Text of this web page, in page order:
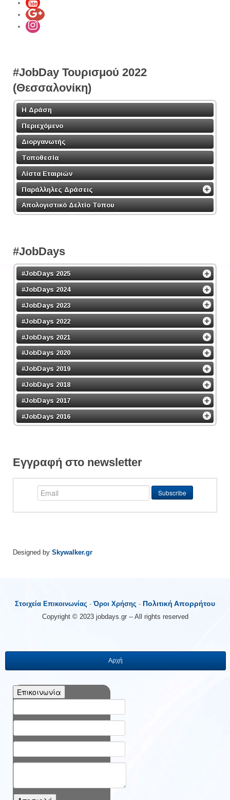
#JobDay Τουρισμού 2022
(Θεσσαλονίκη)
Η Δράση
Περιεχόμενο
Διοργανωτής
Τοποθεσία
Λίστα Εταιριών
Παράλληλες Δράσεις
Απολογιστικό Δελτίο Τύπου
#JobDays
#JobDays 2025
#JobDays 2024
#JobDays 2023
#JobDays 2022
#JobDays 2021
#JobDays 2020
#JobDays 2019
#JobDays 2018
#JobDays 2017
#JobDays 2016
Εγγραφή στο newsletter
Designed by Skywalker.gr
Στοιχεία Επικοινωνίας -Όροι Χρήσης - Πολιτική Απορρήτου
Copyright © 2023 jobdays.gr -- All rights reserved
Αρχή